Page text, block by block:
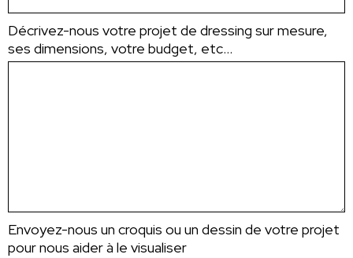
Décrivez-nous votre projet de dressing sur mesure,
ses dimensions, votre budget, etc...
Envoyez-nous un croquis ou un dessin de votre projet
pour nous aider à le visualiser